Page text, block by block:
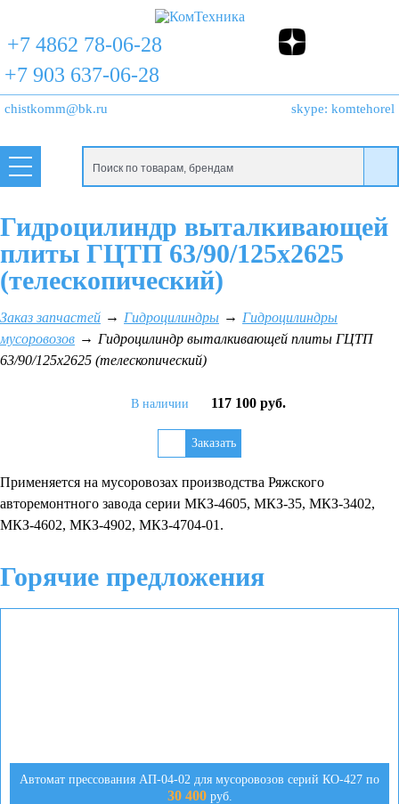
+7 4862 78-06-28
+7 903 637-06-28
chistkomm@bk.ru skype: komtehorel
Гидроцилиндр выталкивающей
плиты ГЦТП 63/90/125х2625
(телескопический)
Заказ запчастей Гидроцилиндры
Гидроцилиндры
мусоровозов
Гидроцилиндр выталкивающей плиты ГЦТП
63/90/125х2625 (телескопический)
В наличии 117 100 руб.
Применяется на мусоровозах производства Ряжского
авторемонтного завода серии МКЗ-4605, МКЗ-35, МКЗ-3402,
МКЗ-4602, МКЗ-4902, МКЗ-4704-01.
Горячие предложения
Автомат прессования АП-04-02 для мусоровозов серий КО-427 по
30 400руб.